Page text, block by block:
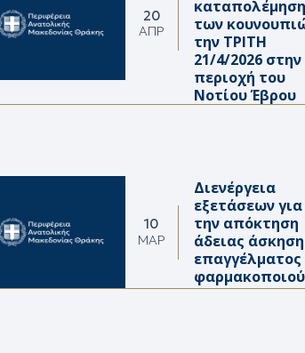
20
ΑΠΡ
καταπολέμηση
των
την ΤΡΙΤΗ
21/4/2026 στην
περιοχή του
Νοτίου Έβρου
10
ΜΑΡ
Διενέργεια
εξετάσεων για
την απόκτηση
άδειας
επαγγέλματος
φαρμακοποιού